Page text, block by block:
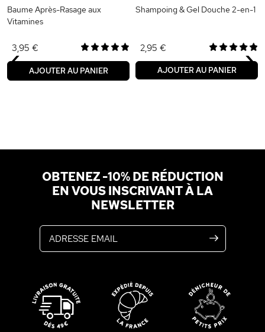
Baume Après-Rasage aux
Vitamines
3,95 €
AJOUTER AU PANIER
Shampoing & Gel Douche 2-en-1
2,95 €
AJOUTER AU PANIER
‹ ›
OBTENEZ -10% DE RÉDUCTION
EN VOUS INSCRIVANT À LA
NEWSLETTER